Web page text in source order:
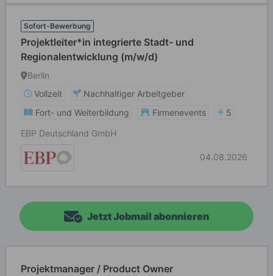
Sofort-Bewerbung
Projektleiter*in integrierte Stadt- und
Regionalentwicklung (m/w/d)
Berlin
Vollzeit
Nachhaltiger Arbeitgeber
Fort- und Weiterbildung
Firmenevents
5
EBP Deutschland GmbH
04.08.2026
Jetzt Jobmail abonnieren
Projektmanager / Product Owner